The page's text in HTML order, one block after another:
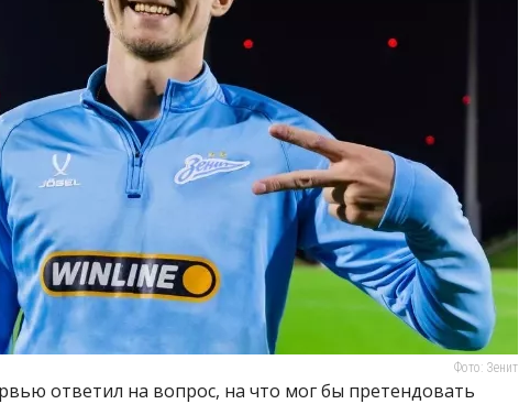
Фото: Зенит
ответил на вопрос, на что мог бы претендовать